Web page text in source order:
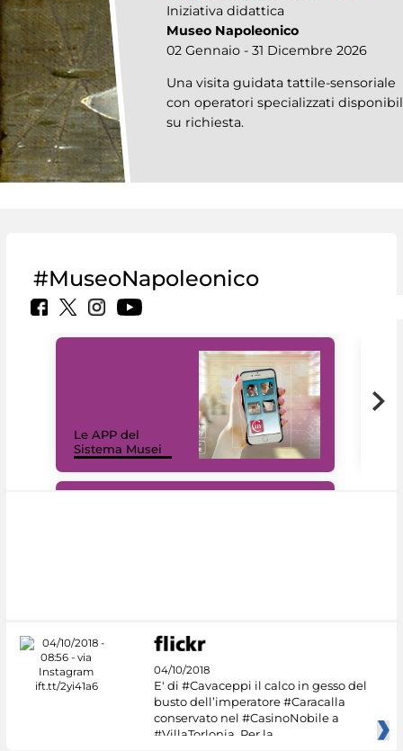
Iniziativa didattica
Museo Napoleonico
02 Gennaio - 31 Dicembre 2026
Una visita guidata tattile-sensoriale
con operatori specializzati
su richiesta.
#MuseoNapoleonico
Le APP del
Sistema Musei
04/10/2018
E' di #Cavaceppi il calco in gesso del
busto dell’imperatore #Caracalla
conservato nel #CasinoNobile a
#VillaTorlonia. Per la